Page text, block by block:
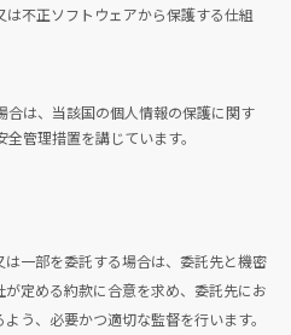
は不正ソフトウェアから保護する仕組
合は、当該国の個人情報の保護に関す
管理措置を講じています。
一部を委託する場合は、委託先と機密
定める約款に合意を求め、委託先にお
う、必要かつ適切な監督を行います。